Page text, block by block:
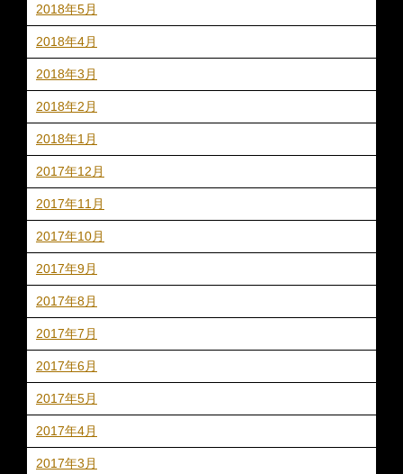
2018年5月
2018年4月
2018年3月
2018年2月
2018年1月
2017年12月
2017年11月
2017年10月
2017年9月
2017年8月
2017年7月
2017年6月
2017年5月
2017年4月
2017年3月